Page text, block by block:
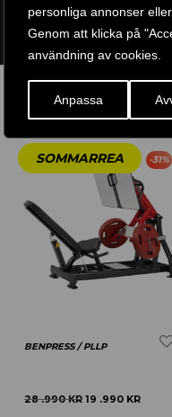
personliga annonser
Genom att klicka på
användning av cookies.
Anpassa
-31%
BENPRESS / PLLP
28 .990KR 19 .990 KR